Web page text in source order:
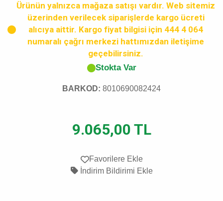
Ürünün yalnızca mağaza satışı vardır. Web sitemiz
üzerinden verilecek siparişlerde kargo ücreti
alıcıya aittir. Kargo fiyat bilgisi için 444 4 064
numaralı çağrı merkezi hattımızdan iletişime
geçebilirsiniz.
Stokta Var
BARKOD: 8010690082424
9.065,00 TL
Favorilere Ekle
İndirim Bildirimi Ekle